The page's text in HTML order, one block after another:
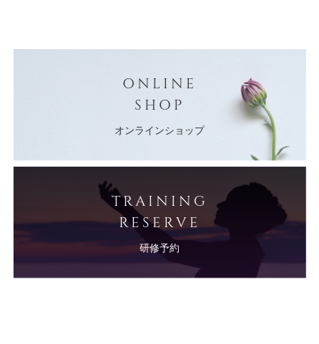
ONLINE
SHOP
オンラインショップ
TRAINING
RESERVE
研修予約